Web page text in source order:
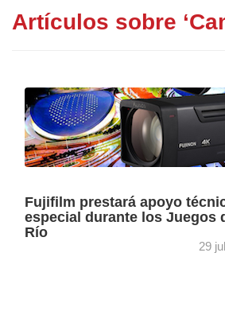
Artículos sobre
Fujifilm prestará apoyo
especial durante los Juegos
Río
29